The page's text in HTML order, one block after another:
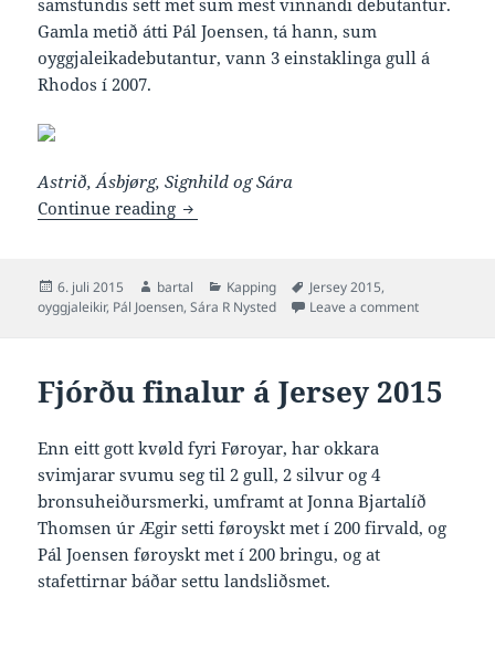
Gamla metið átti Pál Joensen, tá hann, sum
oyggjaleikadebutantur, vann 3 einstaklinga gull á
Rhodos í 2007.
Astrið, Ásbjørg, Signhild og Sára
Continue reading Listin yvir søguligum
Posted
on
6. juli 2015 Author
bartal Categories
Kapping Tags
Jersey 2015,
oyggjaleikir, Pál Joensen,Sára R Nysted Leave a commenton Listin
Fjórðu finalur á Jersey 2015
Enn eitt gott kvøld fyri Føroyar, har okkara
svimjarar svumu seg til 2 gull, 2 silvur og 4
bronsuheiðursmerki, umframt at Jonna Bjartalíð
Thomsen úr Ægir setti føroyskt met í 200 firvald, og
Pál Joensen føroyskt met í 200 bringu, og at
stafettirnar báðar settu landsliðsmet.